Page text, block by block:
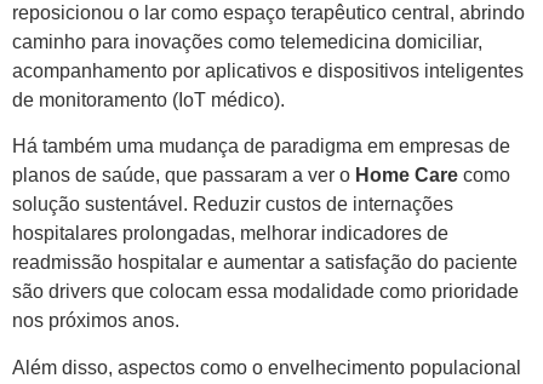
reposicionou o lar como espaço terapêutico central, abrindo
caminho para inovações como telemedicina domiciliar,
acompanhamento por aplicativos e dispositivos inteligentes
de monitoramento (IoT médico).
Há também uma mudança de paradigma em empresas de
planos de saúde, que passaram a ver o Home Care como
solução sustentável. Reduzir custos de internações
hospitalares prolongadas, melhorar indicadores de
readmissão hospitalar e aumentar a satisfação do paciente
são drivers que colocam essa modalidade como prioridade
nos próximos anos.
Além disso, aspectos como o envelhecimento populacional